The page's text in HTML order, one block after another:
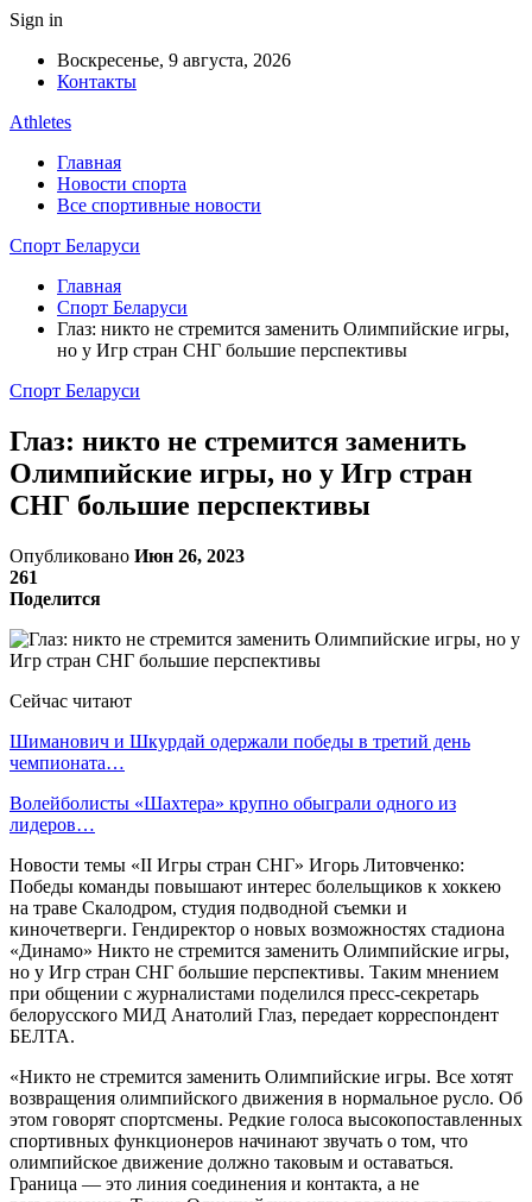
Sign in
Воскресенье, 9 августа, 2026
Контакты
Athletes
Главная
Новости спорта
Все спортивные новости
Спорт Беларуси
Главная
Спорт Беларуси
Глаз: никто не стремится заменить Олимпийские игры,
но у Игр стран СНГ большие перспективы
Спорт Беларуси
Глаз: никто не стремится заменить
Олимпийские игры, но у Игр стран
СНГ большие перспективы
Опубликовано Июн 26, 2023
261
Поделится
Сейчас читают
Шиманович и Шкурдай одержали победы в третий день
чемпионата…
Волейболисты «Шахтера» крупно обыграли одного из
лидеров…
Новости темы «II Игры стран СНГ» Игорь Литовченко:
Победы команды повышают интерес болельщиков к хоккею
на траве Скалодром, студия подводной съемки и
киночетверги. Гендиректор о новых возможностях стадиона
«Динамо» Никто не стремится заменить Олимпийские игры,
но у Игр стран СНГ большие перспективы. Таким мнением
при общении с журналистами поделился пресс-секретарь
белорусского МИД Анатолий Глаз, передает корреспондент
БЕЛТА.
«Никто не стремится заменить Олимпийские игры. Все хотят
возвращения олимпийского движения в нормальное русло. Об
этом говорят спортсмены. Редкие голоса высокопоставленных
спортивных функционеров начинают звучать о том, что
олимпийское движение должно таковым и оставаться.
Граница — это линия соединения и контакта, а не